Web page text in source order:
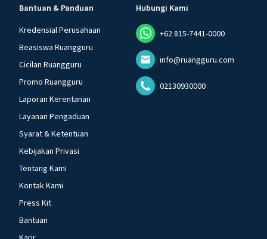
Bantuan & Panduan
Kredensial Perusahaan
Beasiswa Ruangguru
Cicilan Ruangguru
Promo Ruangguru
Laporan Kerentanan
Layanan Pengaduan
Syarat & Ketentuan
Kebijakan Privasi
Tentang Kami
Kontak Kami
Press Kit
Bantuan
Hubungi Kami
+62 815-7441-0000
info@ruangguru.com
02130930000